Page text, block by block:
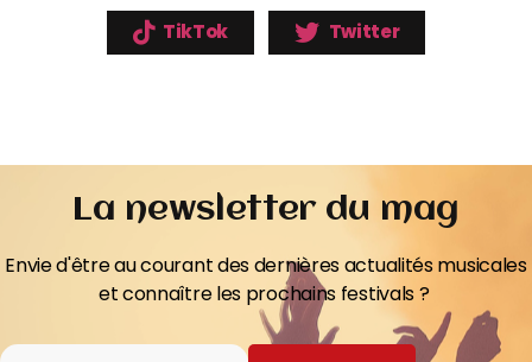
TikTok Twitter
La newsletter du mag
Envie d'être au courant des dernières actualités musicales
et connaître les prochains festivals ?